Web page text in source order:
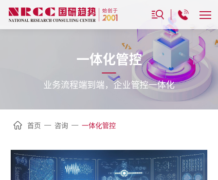
一体化管控
业务流程端到端，企业管控一体化
首页 — 咨询 — 一体化管控